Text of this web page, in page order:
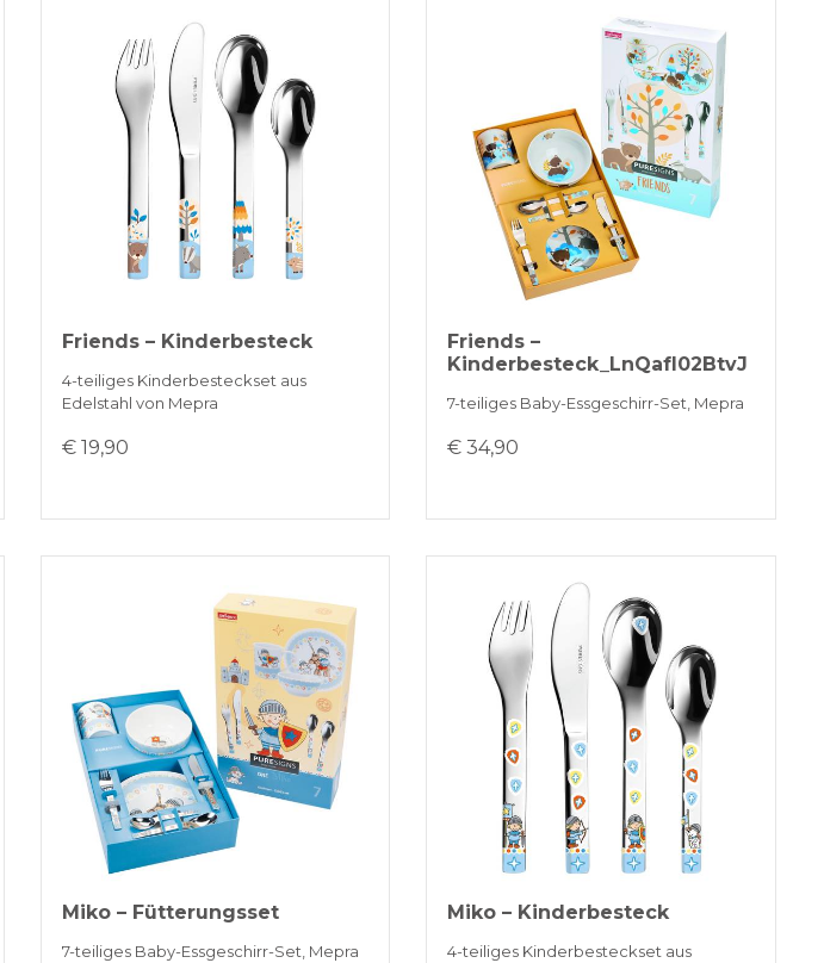
Friends – Kinderbesteck
4-teiliges Kinderbesteckset aus
Edelstahl von Mepra
€ 19,90
Friends –
Kinderbesteck_LnQafI02BtvJ
7-teiliges Baby-Essgeschirr-Set, Mepra
€ 34,90
Miko – Fütterungsset
7-teiliges Baby-Essgeschirr-Set, Mepra
Miko – Kinderbesteck
4-teiliges Kinderbesteckset aus